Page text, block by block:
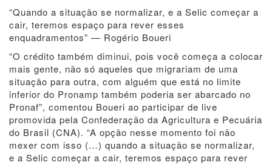
“Quando a situação se normalizar, e a Selic começar a
cair, teremos espaço para rever esses
enquadramentos” — Rogério Boueri
“O crédito também diminui, pois você começa a colocar
mais gente, não só aqueles que migrariam de uma
situação para outra, com alguém que está no limite
inferior do Pronamp também poderia ser abarcado no
Pronaf”, comentou Boueri ao participar de live
promovida pela Confederação da Agricultura e Pecuária
do Brasil (CNA). “A opção nesse momento foi não
mexer com isso (…) quando a situação se normalizar,
e a Selic começar a cair, teremos espaço para rever